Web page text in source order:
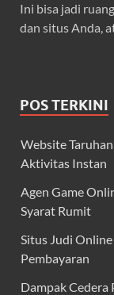
Ini bisa jadi
dan situs Anda,
POS TERKINI
Website
Aktivitas Instan
Agen Game
Syarat Rumit
Situs Judi
Pembayaran
Dampak Cedera